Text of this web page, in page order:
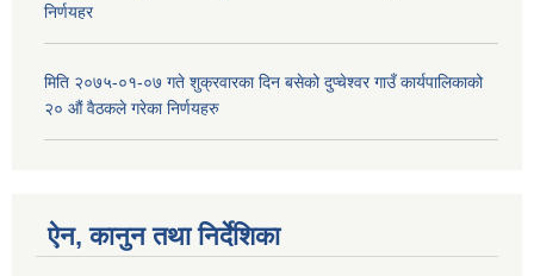
निर्णयहर
मिति २०७५-०१-०७ गते शुक्रवारका दिन बसेको दुप्चेश्वर गाउँ कार्यपालिकाको
२० औं वैठकले गरेका निर्णयहरु
ऐन, कानुन तथा निर्देशिका